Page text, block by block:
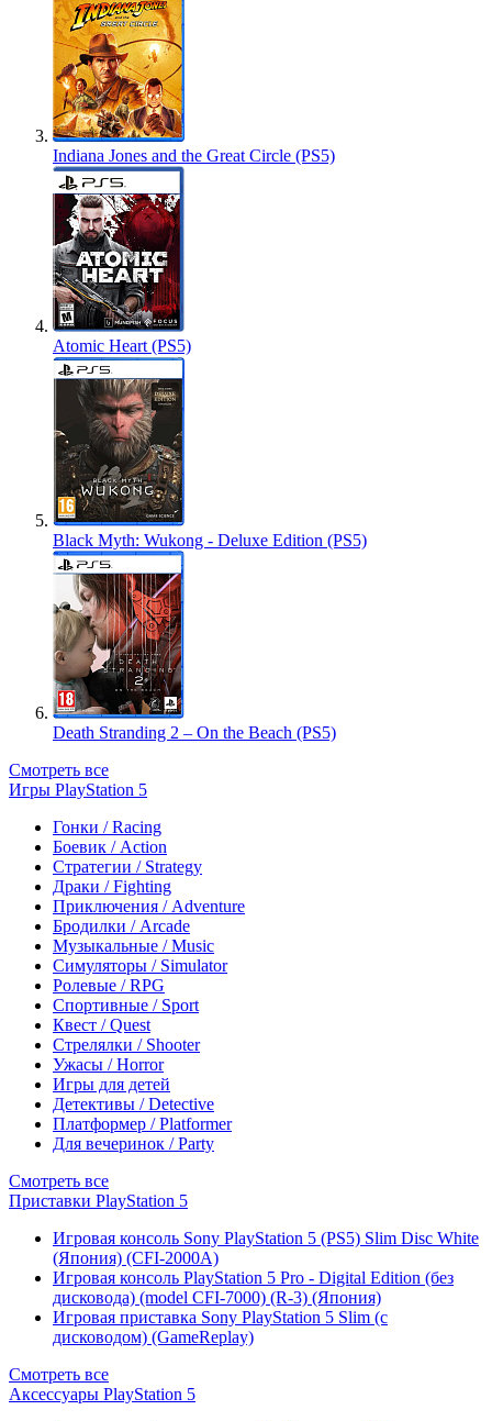
Indiana Jones and the Great Circle (PS5)
Atomic Heart (PS5)
Black Myth: Wukong - Deluxe Edition (PS5)
Death Stranding 2 – On the Beach (PS5)
Смотреть все
Игры PlayStation 5
Гонки / Racing
Боевик / Action
Стратегии / Strategy
Драки / Fighting
Приключения / Adventure
Бродилки / Arcade
Музыкальные / Music
Симуляторы / Simulator
Ролевые / RPG
Спортивные / Sport
Квест / Quest
Стрелялки / Shooter
Ужасы / Horror
Игры для детей
Детективы / Detective
Платформер / Platformer
Для вечеринок / Party
Смотреть все
Приставки PlayStation 5
Игровая консоль Sony PlayStation 5 (PS5) Slim Disc White
(Япония) (CFI-2000A)
Игровая консоль PlayStation 5 Pro - Digital Edition (без
дисковода) (model CFI-7000) (R-3) (Япония)
Игровая приставка Sony PlayStation 5 Slim (с
дисководом) (GameReplay)
Смотреть все
Аксессуары PlayStation 5